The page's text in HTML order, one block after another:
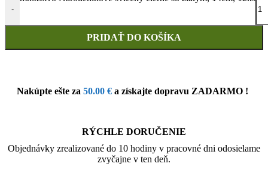
-
PRIDAŤ DO KOŠÍKA
Nakúpte ešte za 50.00 € a získajte dopravu ZADARMO !
RÝCHLE DORUČENIE
Objednávky zrealizované do 10 hodiny v pracovné dni odosielame
zvyčajne v ten deň.